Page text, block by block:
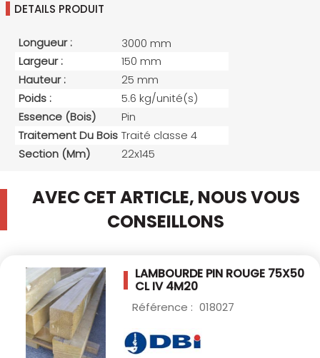
DETAILS PRODUIT
Longueur :
3000 mm
Largeur :
150 mm
Hauteur :
25 mm
Poids :
5.6 kg/unité(s)
Essence (bois)
Pin
Traitement Du Bois Traité classe 4
Section (mm)
22x145
AVEC CET ARTICLE, NOUS VOUS
CONSEILLONS
LAMBOURDE PIN ROUGE 75X50
CL IV 4M20
Référence : 018027